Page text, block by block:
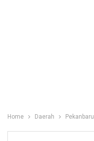
Home Daerah Pekanbaru